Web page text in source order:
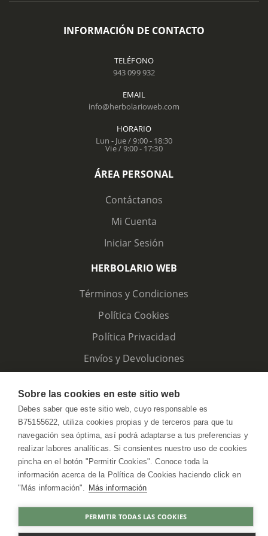
COMPRAR
INFORMACIÓN DE CONTACTO
TELÉFONO
943 099 932
EMAIL
info@herbolarioweb.com
HORARIO
Lun - Jue / 9:00 - 18:30
Vie / 9:00 - 17:30
ÁREA PERSONAL
Contáctanos
Mi Cuenta
Iniciar Sesión
HERBOLARIO WEB
Términos y Condiciones
Política Cookies
Política Privacidad
Envíos y Devoluciones
HerbolarioWeb © 2026. All Rights Reserved
Sobre las cookies en este sitio web
Debes saber que este sitio web, cuyo responsable es
B75155622, utiliza cookies propias y de terceros para que tu
navegación sea óptima, así podrá adaptarse a tus preferencias y
realizar labores analíticas. Si consientes nuestro uso de cookies
pincha en el botón "Permitir Cookies". Conoce toda la
información acerca de la Política de Cookies haciendo click en
"Más información". Más información
PERMITIR TODAS LAS COOKIES